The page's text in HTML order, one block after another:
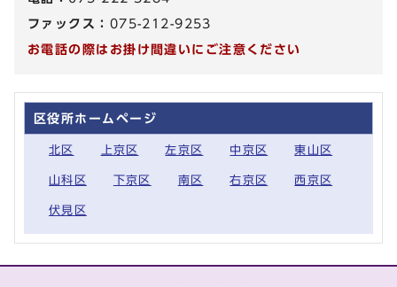
ファックス： 075-212-9253
お電話の際はお掛け間違いにご注意ください
区役所ホームページ
北区 上京区 左京区 中京区 東山区
山科区 下京区 南区 右京区 西京区
伏見区